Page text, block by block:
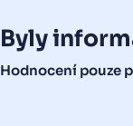
Byly
Hodnocení pouze